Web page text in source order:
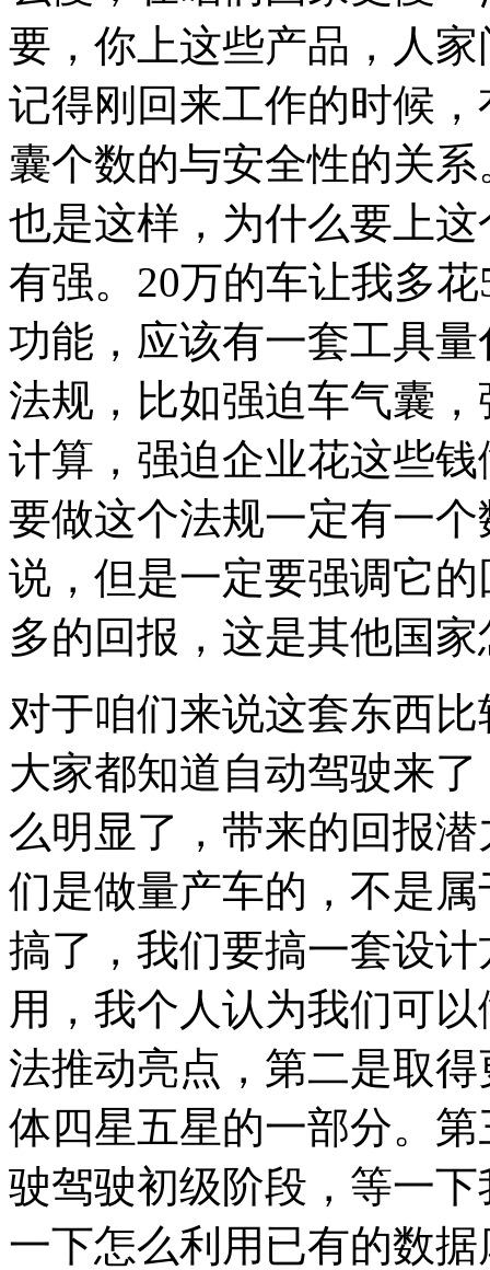
要，你上这些产品，人
记得刚回来工作的时候
囊个数的与安全性的关
也是这样，为什么要上
有强。20万的车让我多
功能，应该有一套工具
法规，比如强迫车气囊
计算，强迫企业花这些
要做这个法规一定有一
说，但是一定要强调它
多的回报，这是其他国
对于咱们来说这套东西
大家都知道自动驾驶来
么明显了，带来的回报
们是做量产车的，不是
搞了，我们要搞一套设
用，我个人认为我们可
法推动亮点，第二是取
体四星五星的一部分。
驶驾驶初级阶段，等一
一下怎么利用已有的数